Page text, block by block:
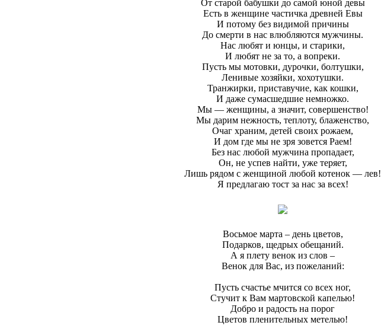
От старой бабушки до самой юной девы
Есть в женщине частичка древней Евы
И потому без видимой причины
До смерти в нас влюбляются мужчины.
Нас любят и юнцы, и старики,
И любят не за то, а вопреки.
Пусть мы мотовки, дурочки, болтушки,
Ленивые хозяйки, хохотушки.
Транжирки, приставучие, как кошки,
И даже сумасшедшие немножко.
Мы — женщины, а значит, совершенство!
Мы дарим нежность, теплоту, блаженство,
Очаг храним, детей своих рожаем,
И дом где мы не зря зовется Раем!
Без нас любой мужчина пропадает,
Он, не успев найти, уже теряет,
Лишь рядом с женщиной любой котенок — лев!
Я предлагаю тост за нас за всех!
Восьмое марта – день цветов,
Подарков, щедрых обещаний.
А я плету венок из слов –
Венок для Вас, из пожеланий:
Пусть счастье мчится со всех ног,
Стучит к Вам мартовской капелью!
Добро и радость на порог
Цветов пленительных метелью!